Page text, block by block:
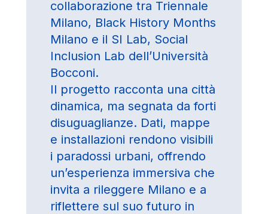
collaborazione tra Triennale
Milano, Black History Months
Milano e il SI Lab, Social
Inclusion Lab dell’Università
Bocconi.
Il progetto racconta una città
dinamica, ma segnata da forti
disuguaglianze. Dati, mappe
e installazioni rendono visibili
i paradossi urbani, offrendo
un’esperienza immersiva che
invita a rileggere Milano e a
riflettere sul suo futuro in